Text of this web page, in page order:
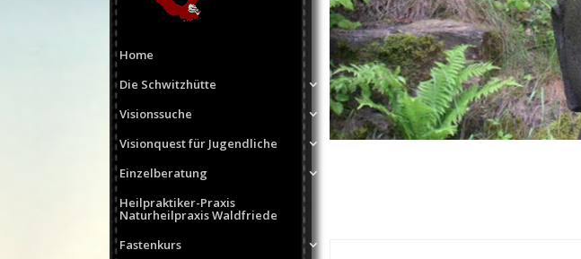
Home
Die Schwitzhütte
Visionssuche
Visionquest für Jugendliche
Einzelberatung
Heilpraktiker-Praxis
Naturheilpraxis Waldfriede
Fastenkurs